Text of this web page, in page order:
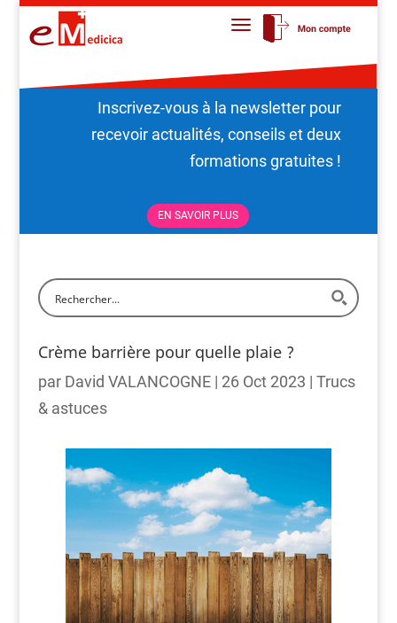
Inscrivez-vous à la newsletter pour
recevoir actualités, conseils et deux
formations gratuites !
EN SAVOIR PLUS
Crème barrière pour quelle plaie ?
par David VALANCOGNE| 26 Oct 2023 | Trucs
& astuces